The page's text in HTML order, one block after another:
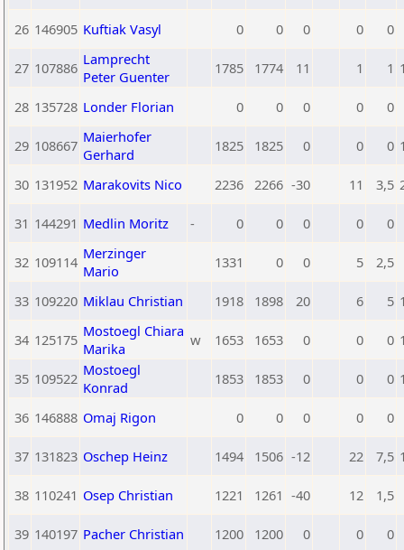
26 146905 Kuftiak Vasyl 0 0 0 0 0
27 107886 Lamprecht
Peter Guenter
1785 1774 11 1 1
28 135728 Londer Florian 0 0 0 0 0
29 108667 Maierhofer
Gerhard
1825 1825 0 0 0
30 131952 Marakovits Nico 2236 2266 -30 11 3,5
31 144291 Medlin Moritz - 0 0 0 0 0
32 109114 Merzinger
Mario
1331 0 0 5 2,5
33 109220 Miklau Christian 1918 1898 20 6 5
34 125175 Mostoegl Chiara
Marika
w 1653 1653 0 0 0
35 109522 Mostoegl
Konrad
1853 1853 0 0 0
36 146888 Omaj Rigon 0 0 0 0 0
37 131823 Oschep Heinz 1494 1506 -12 22 7,5
38 110241 Osep Christian 1221 1261 -40 12 1,5
39 140197 Pacher Christian 1200 1200 0 0 0